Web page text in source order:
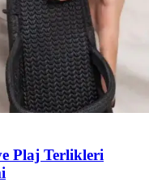
Plaj Terlikleri